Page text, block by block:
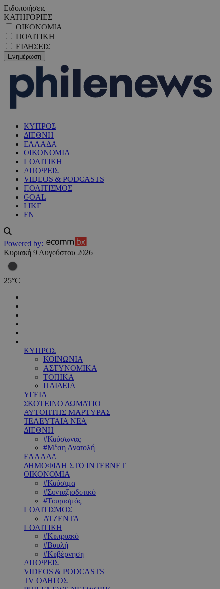
Ειδοποιήσεις
ΚΑΤΗΓΟΡΙΕΣ
ΟΙΚΟΝΟΜΙΑ
ΠΟΛΙΤΙΚΗ
ΕΙΔΗΣΕΙΣ
ΚΥΠΡΟΣ
ΔΙΕΘΝΗ
ΕΛΛΑΔΑ
ΟΙΚΟΝΟΜΙΑ
ΠΟΛΙΤΙΚΗ
ΑΠΟΨΕΙΣ
VIDEOS & PODCASTS
ΠΟΛΙΤΙΣΜΟΣ
GOAL
LIKE
EN
Powered by:
Κυριακή 9 Αυγούστου 2026
25°C
ΚΥΠΡΟΣ
ΚΟΙΝΩΝΙΑ
ΑΣΤΥΝΟΜΙΚΑ
ΤΟΠΙΚΑ
ΠΑΙΔΕΙΑ
ΥΓΕΙΑ
ΣΚΟΤΕΙΝΟ ΔΩΜΑΤΙΟ
ΑΥΤΟΠΤΗΣ ΜΑΡΤΥΡΑΣ
ΤΕΛΕΥΤΑΙΑ ΝΕΑ
ΔΙΕΘΝΗ
#Καύσωνας
#Μέση Ανατολή
ΕΛΛΑΔΑ
ΔΗΜΟΦΙΛΗ ΣΤΟ INTERNET
ΟΙΚΟΝΟΜΙΑ
#Καύσιμα
#Συνταξιοδοτικό
#Τουρισμός
ΠΟΛΙΤΙΣΜΟΣ
ΑΤΖΕΝΤΑ
ΠΟΛΙΤΙΚΗ
#Κυπριακό
#Βουλή
#Κυβέρνηση
ΑΠΟΨΕΙΣ
VIDEOS & PODCASTS
TV ΟΔΗΓΟΣ